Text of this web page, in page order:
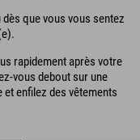
que vous vous sentez
rapidement après votre
vous debout sur une
et enfilez des vêtements